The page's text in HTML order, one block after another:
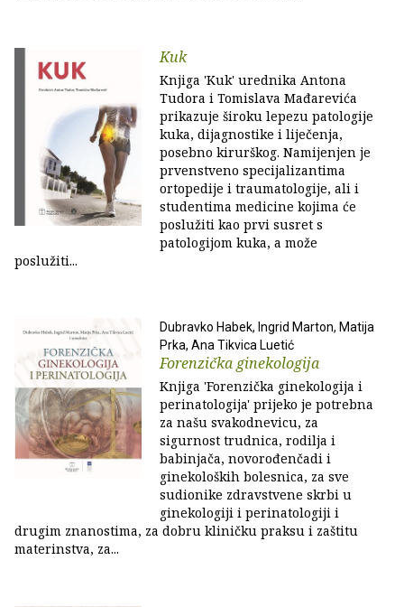
Kuk
Knjiga 'Kuk' urednika Antona
Tudora i Tomislava Mađarevića
prikazuje široku lepezu patologije
kuka, dijagnostike i liječenja,
posebno kirurškog. Namijenjen je
prvenstveno specijalizantima
ortopedije i traumatologije, ali i
studentima medicine kojima će
poslužiti kao prvi susret s
patologijom kuka, a može
poslužiti...
Dubravko Habek, Ingrid Marton, Matija
Prka, Ana Tikvica Luetić
Forenzička ginekologija
Knjiga 'Forenzička ginekologija i
perinatologija' prijeko je potrebna
za našu svakodnevicu, za
sigurnost trudnica, rodilja i
babinjača, novorođenčadi i
ginekoloških bolesnica, za sve
sudionike zdravstvene skrbi u
ginekologiji i perinatologiji i
drugim znanostima, za dobru kliničku praksu i zaštitu
materinstva, za...